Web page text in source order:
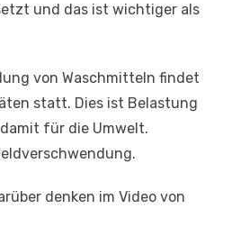
und das ist wichtiger als
von Waschmitteln findet
statt. Dies ist Belastung
für die Umwelt.
denken im Video von